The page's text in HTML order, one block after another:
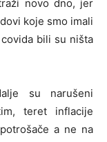
novo dno, jer
koje smo imali
bili su ništa
su narušeni
teret inflacije
a ne na